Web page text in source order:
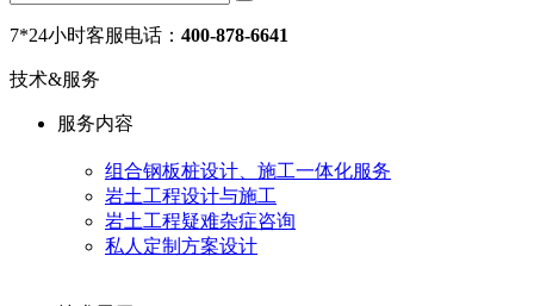
7*24小时客服电话： 400-878-6641
技术&服务
服务内容
组合钢板桩设计、施工一体化服务
岩土工程设计与施工
岩土工程疑难杂症咨询
私人定制方案设计